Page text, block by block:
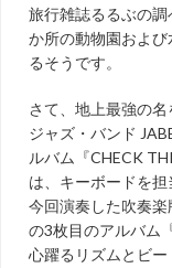
旅行雑誌るるぶの
か所の動物園およ
るそうです。
さて、地上最強の
ジャズ・バンド
ルバム『CHECK
は、キーボードを担
今回演奏した吹奏
の3枚目のアルバム
心躍るリズムとビ